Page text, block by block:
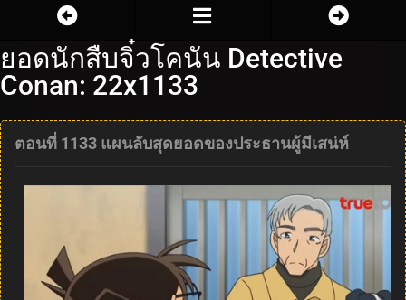
ยอดนักสืบจิ๋วโคนัน Detective
Conan: 22x1133
ตอนที่ 1133 แผนลับสุดยอดของประธานผู้มีเสน่ห์